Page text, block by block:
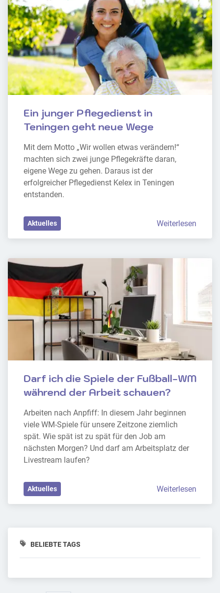
Ein junger Pflegedienst in
Teningen geht neue Wege
Mit dem Motto „Wir wollen etwas verändern!“
machten sich zwei junge Pflegekräfte daran,
eigene Wege zu gehen. Daraus ist der
erfolgreicher Pflegedienst Kelex in Teningen
entstanden.
Aktuelles Weiterlesen
Darf ich die Spiele der Fußball-WM
während der Arbeit schauen?
Arbeiten nach Anpfiff: In diesem Jahr beginnen
viele WM-Spiele für unsere Zeitzone ziemlich
spät. Wie spät ist zu spät für den Job am
nächsten Morgen? Und darf am Arbeitsplatz der
Livestream laufen?
Aktuelles Weiterlesen
BELIEBTE TAGS